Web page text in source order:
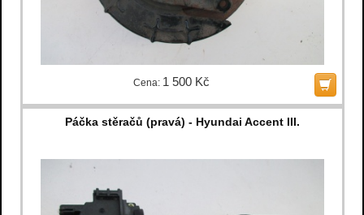
Cena: 1 500 Kč
Páčka stěračů (pravá) - Hyundai Accent III.